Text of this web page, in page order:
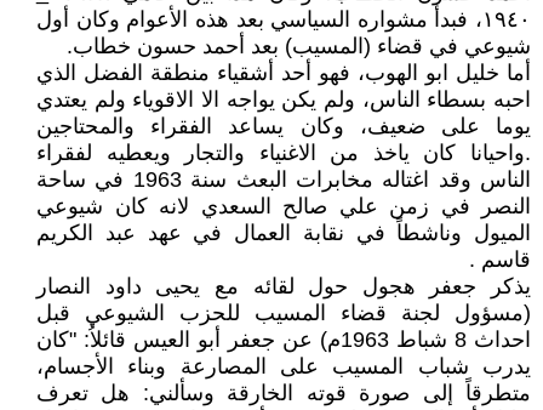
١٩٤٠، فبدأ مشواره السياسي بعد هذه الأعوام وكان أول
شيوعي في قضاء (المسيب) بعد أحمد حسون خطاب.
أما خليل ابو الهوب، فهو أحد أشقياء منطقة الفضل الذي
احبه بسطاء الناس، ولم يكن يواجه الا الاقوياء ولم يعتدي
يوما على ضعيف، وكان يساعد الفقراء والمحتاجين
.واحيانا كان ياخذ من الاغنياء والتجار ويعطيه لفقراء
الناس وقد اغتاله مخابرات البعث سنة 1963 في ساحة
النصر في زمن علي صالح السعدي لانه كان شيوعي
الميول وناشطاً في نقابة العمال في عهد عبد الكريم
قاسم .
يذكر جعفر هجول حول لقائه مع يحيى داود النصار
(مسؤول لجنة قضاء المسيب للحزب الشيوعي قبل
احداث 8 شباط 1963م) عن جعفر أبو العيس قائلاُ: "كان
يدرب شباب المسيب على المصارعة وبناء الأجسام،
متطرقاً إلى صورة قوته الخارقة وسألني: هل تعرف